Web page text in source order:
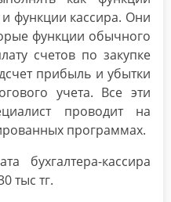
функции кассира. Они
функции обычного
счетов по закупке
прибыль и убытки
учета. Все эти
проводит на
программах.
бухгалтера-кассира
тыс тг.